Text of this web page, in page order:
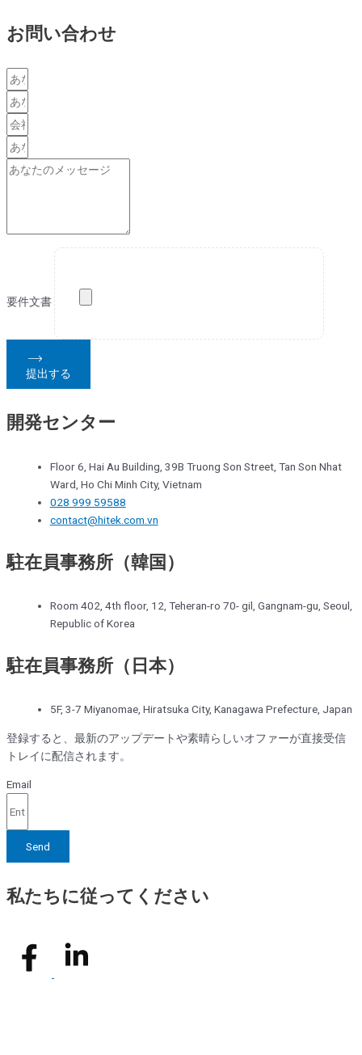
お問い合わせ
要件文書
提出する
開発センター
Floor 6, Hai Au Building, 39B Truong Son Street, Tan Son Nhat
Ward, Ho Chi Minh City, Vietnam
028 999 59588
contact@hitek.com.vn
駐在員事務所（韓国）
Room 402, 4th floor, 12, Teheran-ro 70- gil, Gangnam-gu, Seoul,
Republic of Korea
駐在員事務所（日本）
5F, 3-7 Miyanomae, Hiratsuka City, Kanagawa Prefecture, Japan
登録すると、最新のアップデートや素晴らしいオファーが直接受信
トレイに配信されます。
Email
Send
私たちに従ってください